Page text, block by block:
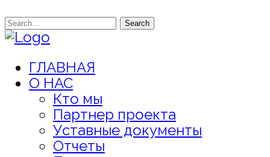
Search
ГЛАВНАЯ
О НАС
Кто мы
Партнер проекта
Уставные документы
Отчеты